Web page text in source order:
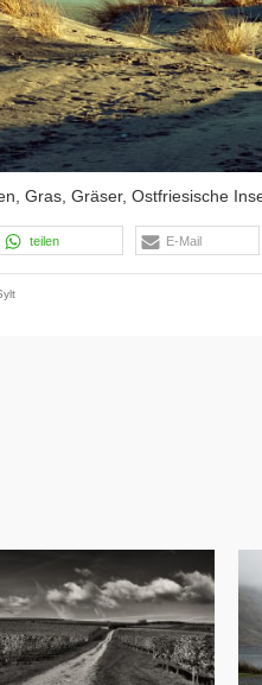
Gras, Gräser, Ostfriesische
teilen E-Mail